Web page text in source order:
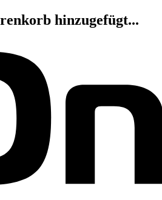
hinzugefügt...